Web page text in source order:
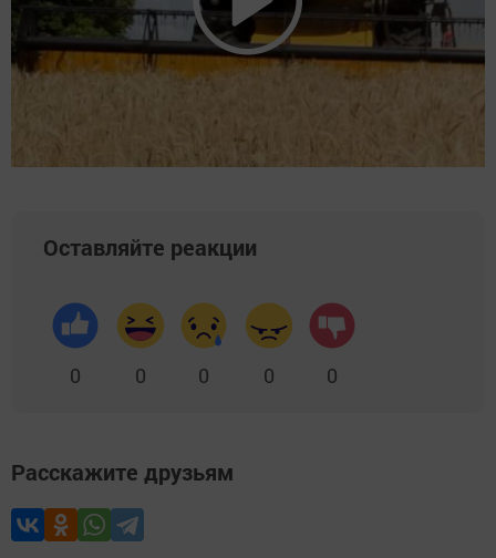
Оставляйте реакции
0 0 0 0 0
Расскажите друзьям